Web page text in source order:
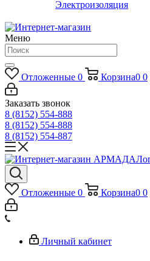
Электроизоляция
Меню
Отложенные 0 Корзина0 0
Заказать звонок
8 (8152) 554-888
8 (8152) 554-888
8 (8152) 554-887
Отложенные 0 Корзина0 0
Личный кабинет